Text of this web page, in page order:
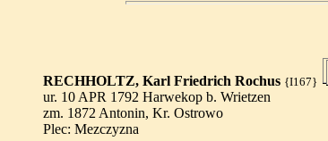
RECHHOLTZ, Karl Friedrich Rochus {I167}
ur. 10 APR 1792 Harwekop b. Wrietzen
zm. 1872 Antonin, Kr. Ostrowo
Plec: Mezczyzna